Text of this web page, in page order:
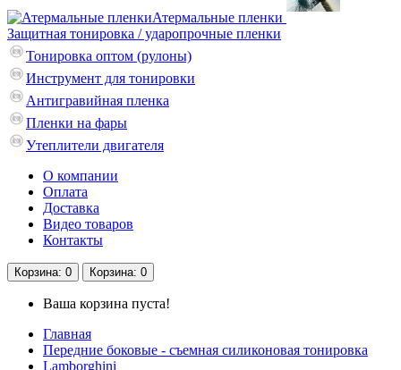
Атермальные пленки
Защитная тонировка / ударопрочные пленки
Тонировка оптом (рулоны)
Инструмент для тонировки
Антигравийная пленка
Пленки на фары
Утеплители двигателя
О компании
Оплата
Доставка
Видео товаров
Контакты
Корзина: 0 Корзина: 0
Ваша корзина пуста!
Главная
Передние боковые - съемная силиконовая тонировка
Lamborghini